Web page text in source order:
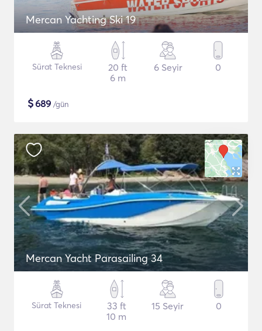
Mercan Yachting Ski 19
Sürat Teknesi
20 ft
6 m
6 Seyir 0
$689 /gün
Mercan Yacht Parasailing 34
Sürat Teknesi
33 ft
10 m
15 Seyir 0